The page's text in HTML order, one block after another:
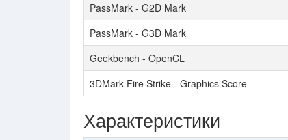
PassMark - G2D Mark
PassMark - G3D Mark
Geekbench - OpenCL
3DMark Fire Strike - Graphics Score
Характеристики